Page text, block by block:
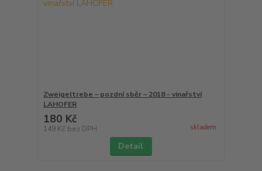
Zweigeltrebe – pozdní sběr – 2018 - vinařství
LAHOFER
180 Kč
149 Kč bez DPH skladem
Detail